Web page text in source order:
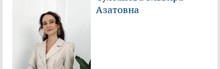
Азатовна